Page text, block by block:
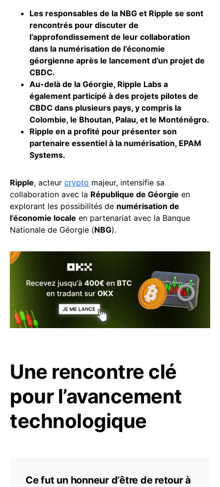
Les responsables de la NBG et Ripple se sont
rencontrés pour discuter de
l’approfondissement de leur collaboration
dans la numérisation de l’économie
géorgienne après le lancement d’un projet de
CBDC.
Au-delà de la Géorgie, Ripple Labs a
également participé à des projets pilotes de
CBDC dans plusieurs pays, y compris la
Colombie, le Bhoutan, Palau, et le Monténégro.
Ripple en a profité pour présenter son
partenaire essentiel à la numérisation, EPAM
Systems.
Ripple, acteur crypto majeur, intensifie sa
collaboration avec la République de Géorgie en
explorant les possibilités de numérisation de
l’économie locale en partenariat avec la Banque
Nationale de Géorgie (NBG).
Une rencontre clé
pour l’avancement
technologique
Ce fut un honneur d’être de retour à